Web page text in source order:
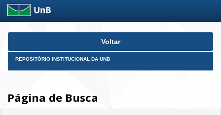
Skip
Voltar
REPOSITÓRIO INSTITUCIONAL DA UNB
Página de Busca